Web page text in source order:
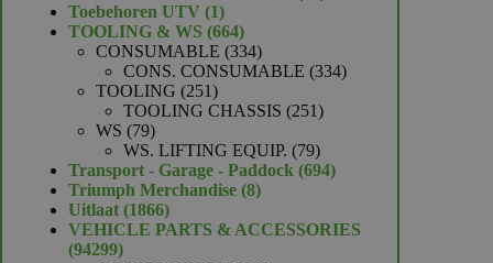
Toebehoren UTV 11
product
TOOLING & WS 664664
producten
CONSUMABLE 334334
producten
CONS. CONSUMABLE 334334
TOOLING 251251
producten
TOOLING CHASSIS 251251
WS 7979
producten
WS. LIFTING EQUIP. 7979
producten
Transport - Garage - Paddock 694694
Triumph Merchandise 88
Uitlaat 18661866
producten
VEHICLE PARTS & ACCESSORIES
9429994299